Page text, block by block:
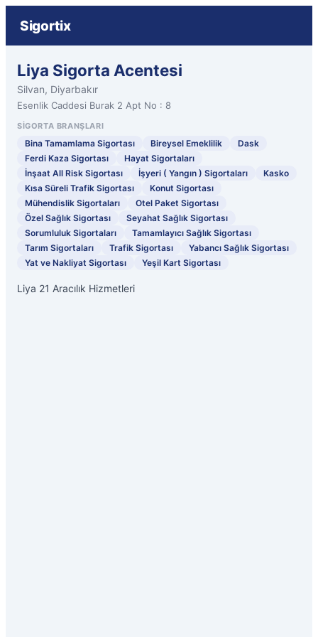
Sigortix
Liya Sigorta Acentesi
Silvan, Diyarbakır
Esenlik Caddesi Burak 2 Apt No : 8
SIGORTA BRANŞLARI
Bina Tamamlama Sigortası Bireysel Emeklilik
Dask
Ferdi Kaza Sigortası
Hayat Sigortaları
İnşaat All Risk Sigortası
İşyeri ( Yangın ) Sigortaları
Kasko
Kısa Süreli Trafik Sigortası
Konut Sigortası
Mühendislik Sigortaları
Otel Paket Sigortası
Özel Sağlık Sigortası
Seyahat Sağlık Sigortası
Sorumluluk Sigortaları
Tamamlayıcı Sağlık Sigortası
Tarım Sigortaları
Trafik Sigortası
Yabancı Sağlık Sigortası
Yat ve Nakliyat Sigortası
Yeşil Kart Sigortası
Liya 21 Aracılık Hizmetleri